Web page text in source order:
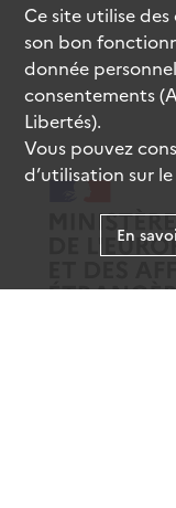
Ce site utilise des
son bon
donnée
consentements
Libertés).
Vous pouvez
d’utilisation sur
En